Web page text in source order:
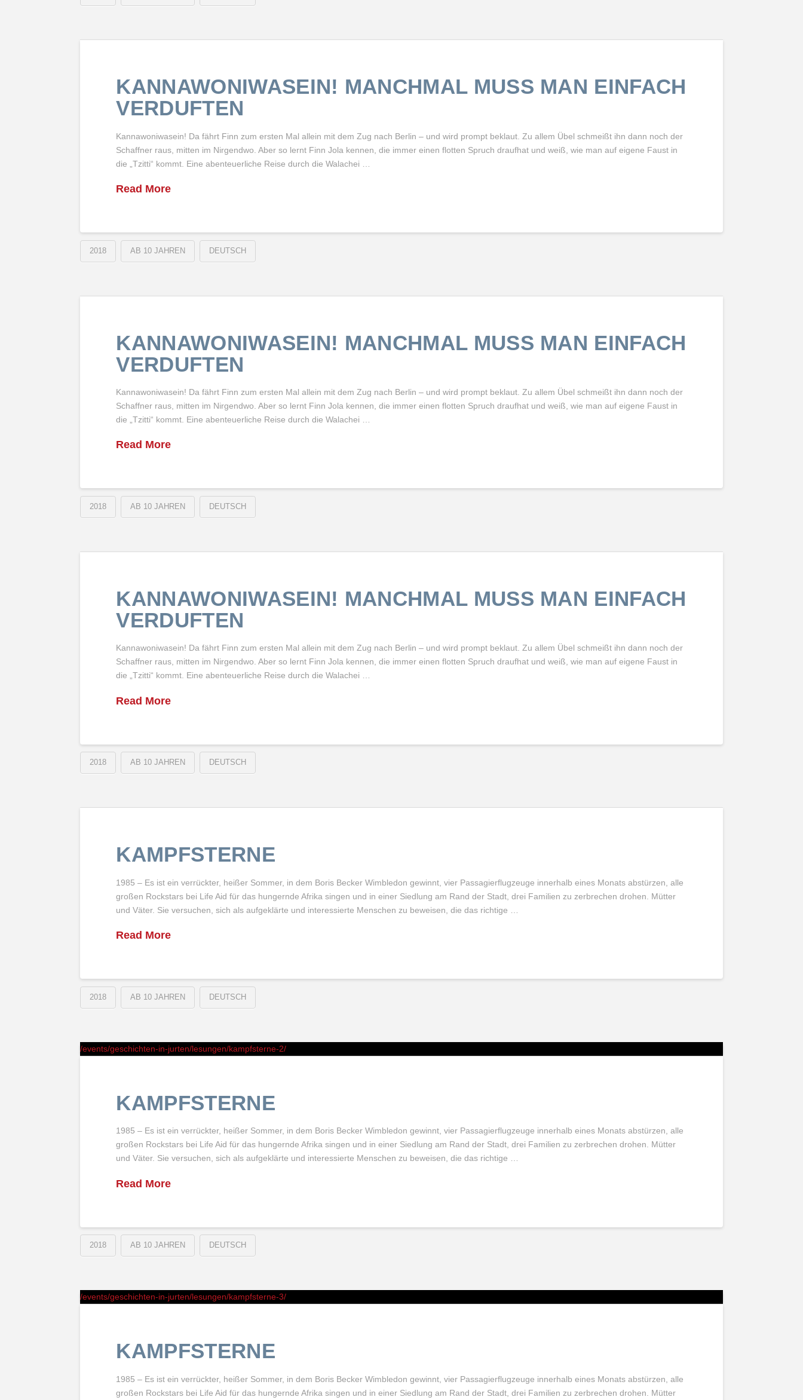
KANNAWONIWASEIN! MANCHMAL MUSS MAN EINFACH
VERDUFTEN
Kannawoniwasein! Da fährt Finn zum ersten Mal allein mit dem Zug nach Berlin – und wird prompt beklaut. Zu allem Übel schmeißt ihn dann noch der
Schaffner raus, mitten im Nirgendwo. Aber so lernt Finn Jola kennen, die immer einen flotten Spruch draufhat und weiß, wie man auf eigene Faust in
die „Tzitti“ kommt. Eine abenteuerliche Reise durch die Walachei …
Read More
2018 AB 10 JAHREN DEUTSCH
KANNAWONIWASEIN! MANCHMAL MUSS MAN EINFACH
VERDUFTEN
Kannawoniwasein! Da fährt Finn zum ersten Mal allein mit dem Zug nach Berlin – und wird prompt beklaut. Zu allem Übel schmeißt ihn dann noch der
Schaffner raus, mitten im Nirgendwo. Aber so lernt Finn Jola kennen, die immer einen flotten Spruch draufhat und weiß, wie man auf eigene Faust in
die „Tzitti“ kommt. Eine abenteuerliche Reise durch die Walachei …
Read More
2018 AB 10 JAHREN DEUTSCH
KANNAWONIWASEIN! MANCHMAL MUSS MAN EINFACH
VERDUFTEN
Kannawoniwasein! Da fährt Finn zum ersten Mal allein mit dem Zug nach Berlin – und wird prompt beklaut. Zu allem Übel schmeißt ihn dann noch der
Schaffner raus, mitten im Nirgendwo. Aber so lernt Finn Jola kennen, die immer einen flotten Spruch draufhat und weiß, wie man auf eigene Faust in
die „Tzitti“ kommt. Eine abenteuerliche Reise durch die Walachei …
Read More
2018 AB 10 JAHREN DEUTSCH
KAMPFSTERNE
1985 – Es ist ein verrückter, heißer Sommer, in dem Boris Becker Wimbledon gewinnt, vier Passagierflugzeuge innerhalb eines Monats abstürzen, alle
großen Rockstars bei Life Aid für das hungernde Afrika singen und in einer Siedlung am Rand der Stadt, drei Familien zu zerbrechen drohen. Mütter
und Väter. Sie versuchen, sich als aufgeklärte und interessierte Menschen zu beweisen, die das richtige …
Read More
2018 AB 10 JAHREN DEUTSCH
/events/geschichten-in-jurten/lesungen/kampfsterne-2/
KAMPFSTERNE
1985 – Es ist ein verrückter, heißer Sommer, in dem Boris Becker Wimbledon gewinnt, vier Passagierflugzeuge innerhalb eines Monats abstürzen, alle
großen Rockstars bei Life Aid für das hungernde Afrika singen und in einer Siedlung am Rand der Stadt, drei Familien zu zerbrechen drohen. Mütter
und Väter. Sie versuchen, sich als aufgeklärte und interessierte Menschen zu beweisen, die das richtige …
Read More
2018 AB 10 JAHREN DEUTSCH
/events/geschichten-in-jurten/lesungen/kampfsterne-3/
KAMPFSTERNE
1985 – Es ist ein verrückter, heißer Sommer, in dem Boris Becker Wimbledon gewinnt, vier Passagierflugzeuge innerhalb eines Monats abstürzen, alle
großen Rockstars bei Life Aid für das hungernde Afrika singen und in einer Siedlung am Rand der Stadt, drei Familien zu zerbrechen drohen. Mütter